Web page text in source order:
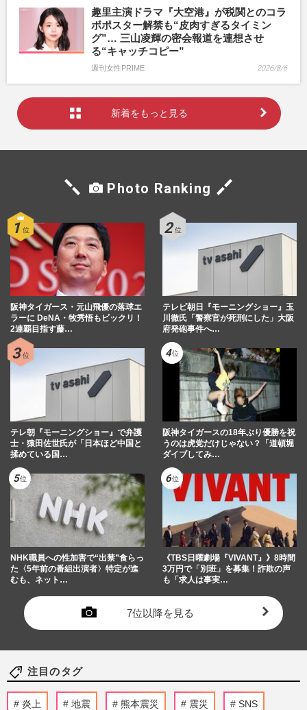
趣里主演ドラマ『大空港』が税関とのコラ
ボポスター解禁も“皮肉すぎるタイミン
グ”… 三山凌輝の密会報道を連想させ
る“キャッチコピー”
週刊女性PRIME 2026/8/6
新着をもっと見る
Photo Ranking
阪神タイガース・元山飛優の落球エ
ラーに DeNA・牧秀悟もビックリ！
2連覇目指す藤…
テレビ朝日『モーニングショー』玉
川徹氏「警察官が死刑にした」大阪
府発砲事件へ…
テレ朝『モーニングショー』で弁護
士・猿田佐世氏が「日本ほど中国と
揉めている国…
阪神タイガースの18年ぶり優勝を祝
うのは虎党だけじゃない？「道頓堀
ダイブしてみ…
NHK職員への性加害で“出禁”食らっ
た〈5年前の番組出演者〉特定が進
むも、ネット…
《TBS日曜劇場『VIVANT』》8時間
3万円で「別班」を募集！詐欺の声
も「求人は事実…
7位以降を見る
注目のタグ
炎上 地震 熊本震災 震災 SNS